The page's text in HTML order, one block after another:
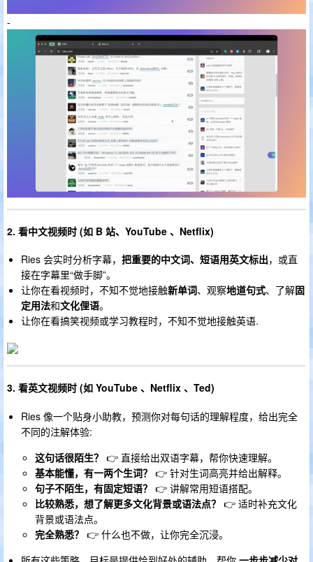
-
2. 看中文视频时 (如 B 站、YouTube 、Netflix)
Ries 会实时分析字幕， 把重要的中文词、短语用英文标出，或直
接在字幕里“做手脚”。
让你在看视频时，不知不觉地接触新单词、观察地道句式、了解固
定用法和文化俚语。
让你在看搞笑视频或学习教程时，不知不觉地接触英语.
3. 看英文视频时 (如 YouTube 、Netflix 、Ted)
Ries 像一个贴身小助教，预测你对每句话的理解程度，给出完全
不同的注解体验:
这句话很陌生？ 👉 直接给出双语字幕，帮你快速理解。
基本能懂，有一两个生词？ 👉 针对生词高亮并给出解释。
句子不陌生，有固定短语？ 👉 讲解常用短语搭配。
比较熟悉，想了解更多文化背景或语法点？ 👉 适时补充文化
背景或语法点。
完全熟悉？ 👉 什么也不做，让你完全沉浸。